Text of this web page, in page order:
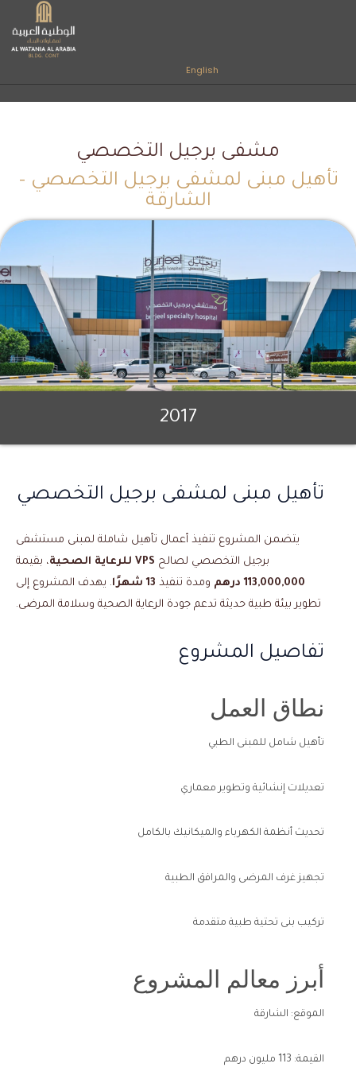
English
مشفى برجيل التخصصي
تأهيل مبنى لمشفى برجيل التخصصي –
الشارقة
2017
تأهيل مبنى لمشفى برجيل التخصصي
يتضمن المشروع تنفيذ أعمال تأهيل شاملة لمبنى مستشفى
برجيل التخصصي لصالح VPS للرعاية الصحية
، بقيمة
113,000,000 درهم
ومدة تنفيذ 13 شهرًا
. يهدف المشروع إلى
تطوير بيئة طبية حديثة تدعم جودة الرعاية الصحية وسلامة المرضى.
تفاصيل المشروع
أبرز معالم المشروع
الموقع: الشارقة
القيمة: 113 مليون درهم
نطاق العمل
تأهيل شامل للمبنى الطبي
تعديلات إنشائية وتطوير معماري
تحديث أنظمة الكهرباء والميكانيك بالكامل
تجهيز غرف المرضى والمرافق الطبية
تركيب بنى تحتية طبية متقدمة